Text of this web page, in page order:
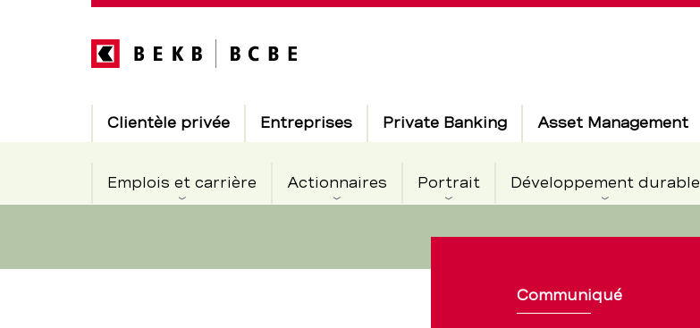
Hauptnavigation
Clientèle privée Entreprises Private Banking Asset Management
Emplois et carrière Actionnaires Portrait Développement durable
de
Communiqué